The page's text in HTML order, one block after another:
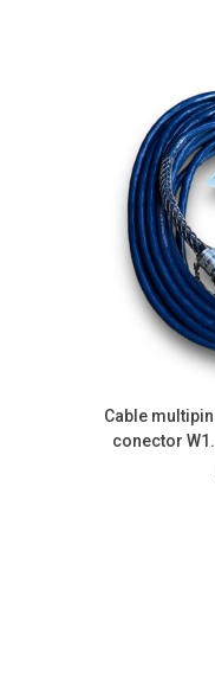
Cable
conector W1.